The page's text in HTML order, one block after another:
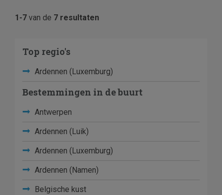
1-7 van de 7 resultaten
Top regio's
Ardennen (Luxemburg)
Bestemmingen in de buurt
Antwerpen
Ardennen (Luik)
Ardennen (Luxemburg)
Ardennen (Namen)
Belgische kust